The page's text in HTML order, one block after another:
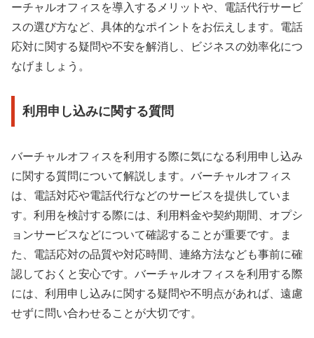
ーチャルオフィスを導入するメリットや、電話代行サービ
スの選び方など、具体的なポイントをお伝えします。電話
応対に関する疑問や不安を解消し、ビジネスの効率化につ
なげましょう。
利用申し込みに関する質問
バーチャルオフィスを利用する際に気になる利用申し込み
に関する質問について解説します。バーチャルオフィス
は、電話対応や電話代行などのサービスを提供していま
す。利用を検討する際には、利用料金や契約期間、オプシ
ョンサービスなどについて確認することが重要です。ま
た、電話応対の品質や対応時間、連絡方法なども事前に確
認しておくと安心です。バーチャルオフィスを利用する際
には、利用申し込みに関する疑問や不明点があれば、遠慮
せずに問い合わせることが大切です。